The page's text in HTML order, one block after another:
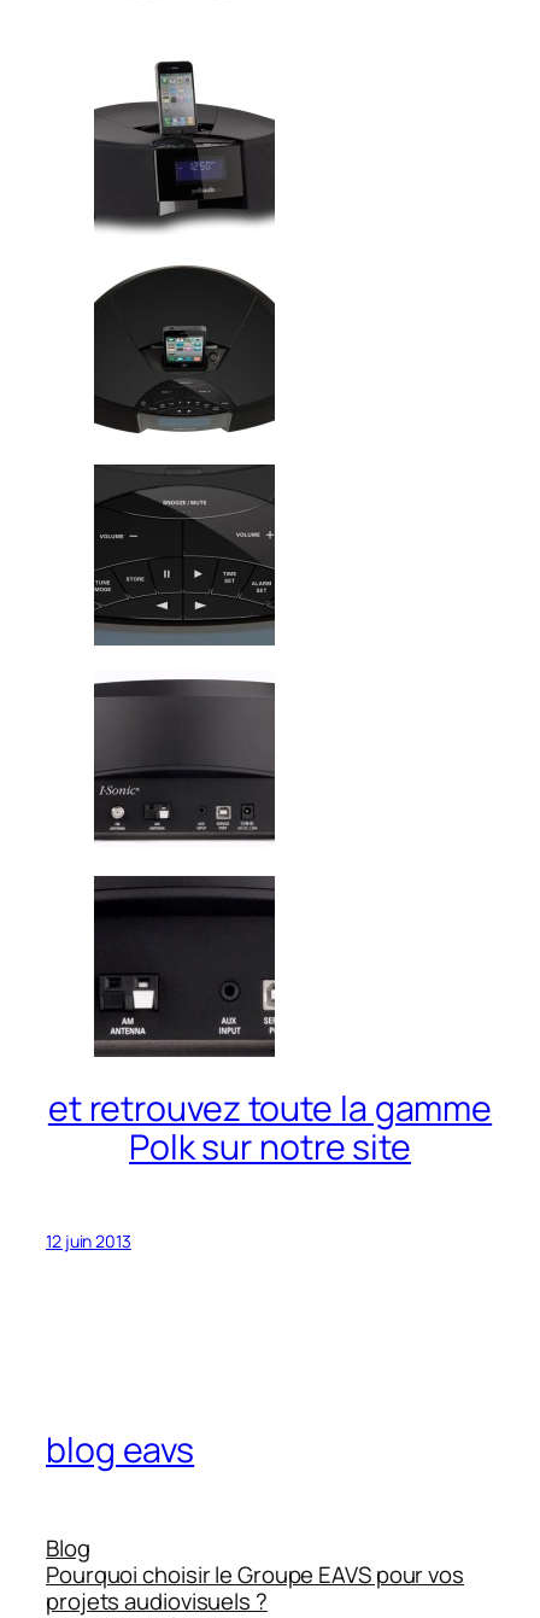
et retrouvez toute la gamme
Polk sur notre site
12 juin 2013
blog eavs
Blog
Pourquoi choisir le Groupe EAVS pour vos
projets audiovisuels ?